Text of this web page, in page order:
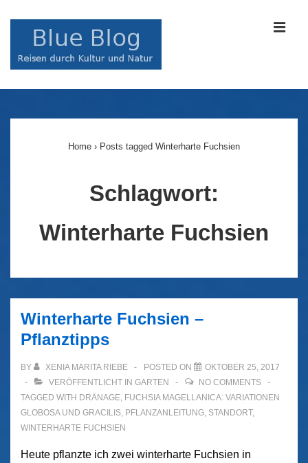
Navigation
Home › Posts tagged Winterharte Fuchsien
Schlagwort:
Winterharte Fuchsien
Winterharte Fuchsien –
Pflanztipps
BY XENIA MARITA RIEBE POSTED ON
OKTOBER 25, 2017
VERÖFFENTLICHT IN GARTEN
NO COMMENTS
TAGGED WITH DRÄNAGE, FUCHSIA MAGELLANICA: VARIATIONEN
GLOBOSA UND GRACILIS, PFLANZANLEITUNG, STANDORT,
WINTERHARTE FUCHSIEN
Heute pflanzte ich zwei winterharte Fuchsien in